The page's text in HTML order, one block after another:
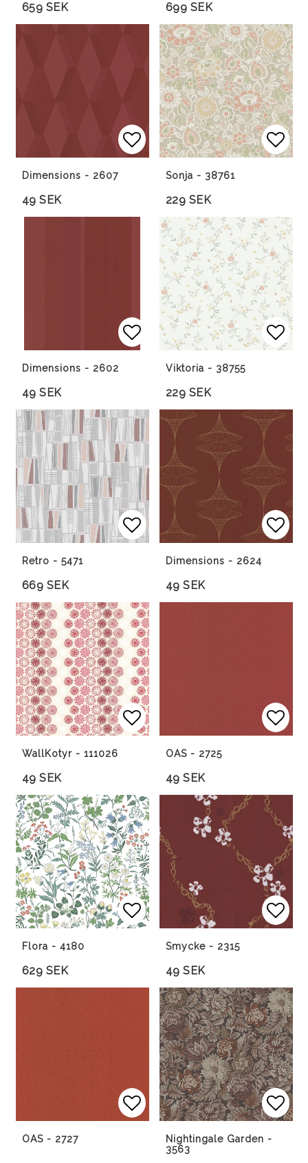
659 SEK 699 SEK
Lägg till i favoritlistan
Dimensions - 2607
49 SEK
Sonja - 38761
229 SEK
Lägg till i favoritlistan
Dimensions - 2602
49 SEK
Viktoria - 38755
229 SEK
Lägg till i favoritlistan
Lägg till i favoritlistan
Retro - 5471
669 SEK
Dimensions - 2624
49 SEK
Lägg till i favoritlistan
WallKotyr - 111026
49 SEK
OAS - 2725
49 SEK
Lägg till i favoritlistan
Lägg till i favoritlistan
Flora - 4180
629 SEK
Smycke - 2315
49 SEK
Lägg till i favoritlistan
OAS - 2727
Nightingale Garden -
3563